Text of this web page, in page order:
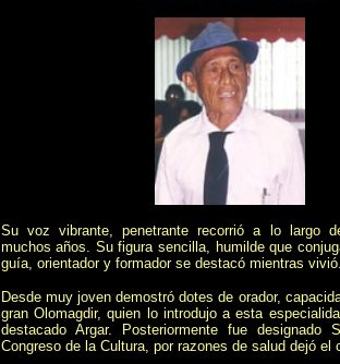
Su voz vibrante, penetrante recorrió a lo largo
muchos años. Su figura sencilla, humilde que
guía, orientador y formador se destacó mientras
Desde muy joven demostró dotes de orador,
gran Olomagdir, quien lo introdujo a esta
destacado Argar. Posteriormente fue designado
Congreso de la Cultura, por razones de salud dejó el